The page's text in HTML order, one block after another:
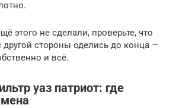
этого не сделали, проверьте, что
другой стороны оделись до конца —
и всё.
уаз патриот: где